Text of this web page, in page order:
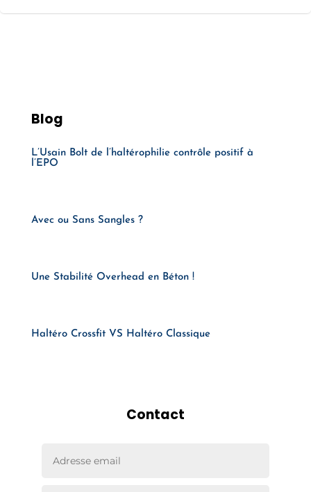
Blog
L’Usain Bolt de l’haltérophilie contrôle positif à
l’EPO
Avec ou Sans Sangles ?
Une Stabilité Overhead en Béton !
Haltéro Crossfit VS Haltéro Classique
Contact